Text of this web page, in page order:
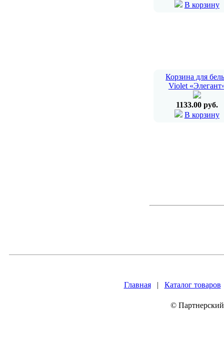
В корзину
Корзина для
Violet
1133.00 руб.
В корзину
Главная| Каталог товаров
©